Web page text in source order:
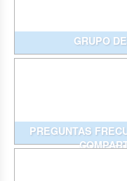
GRUPO
PREGUNTAS